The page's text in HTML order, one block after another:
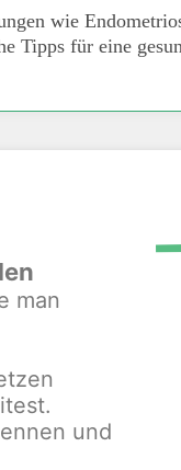
wie
Tipps für eine
man
und